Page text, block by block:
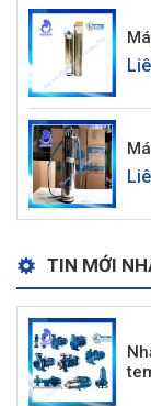
TIN MỚI